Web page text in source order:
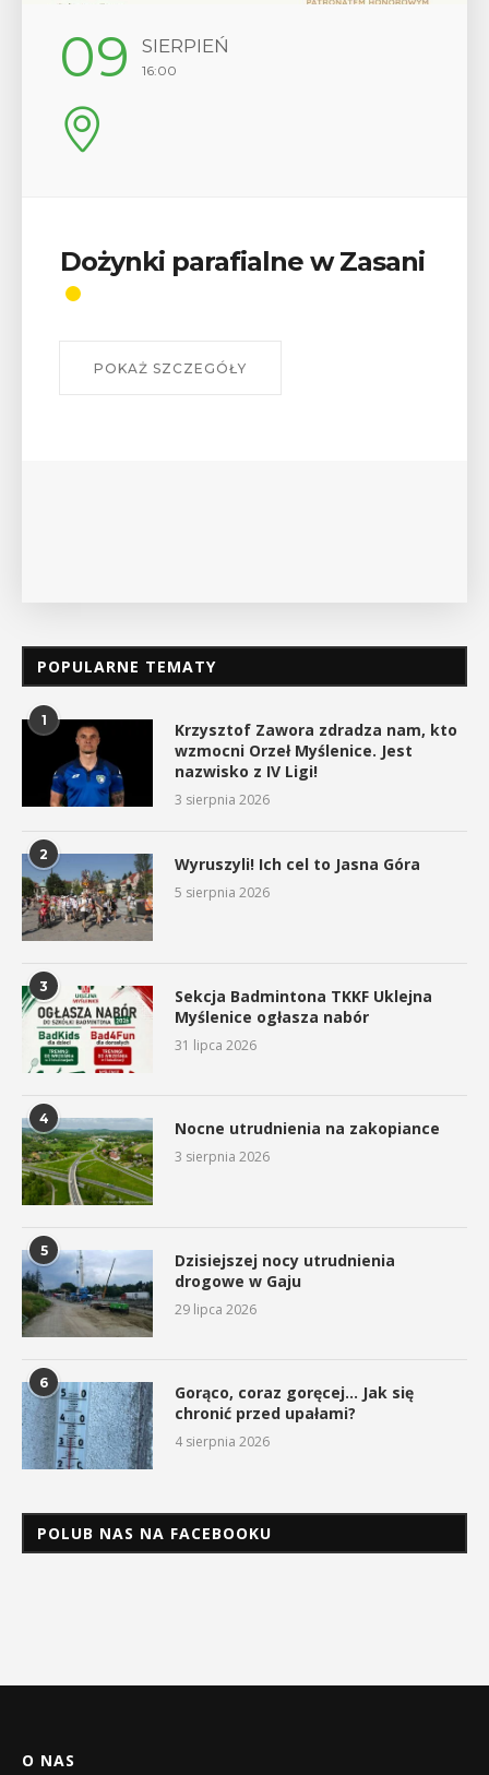
12 SIERPIEŃ
17:00
Wykład „Jak zdobyć
odznaki na myślenickich
W środę 12 sierpnia o godz. 17 w Miejskiej
POPULARNE TEMATY
1
Krzysztof Zawora zdradza nam, kto
wzmocni Orzeł Myślenice. Jest
nazwisko z IV Ligi!
3 sierpnia 2026
2 Wyruszyli! Ich cel to Jasna Góra
5 sierpnia 2026
3
Sekcja Badmintona TKKF Uklejna
Myślenice ogłasza nabór
31 lipca 2026
4 Nocne utrudnienia na zakopiance
3 sierpnia 2026
5
Dzisiejszej nocy utrudnienia
drogowe w Gaju
29 lipca 2026
6
Gorąco, coraz goręcej… Jak się
chronić przed upałami?
4 sierpnia 2026
POLUB NAS NA FACEBOOKU
O NAS